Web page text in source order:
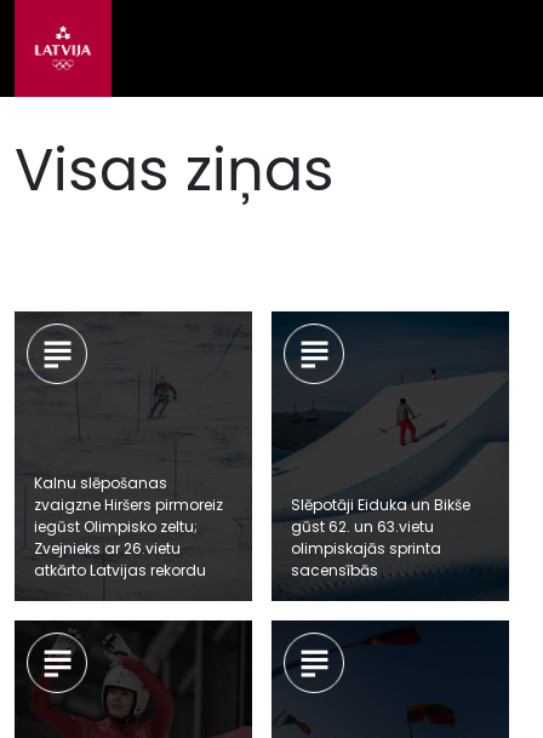
Visas ziņas
Kalnu slēpošanas
zvaigzne Hiršers pirmoreiz
iegūst Olimpisko zeltu;
Zvejnieks ar 26.vietu
atkārto Latvijas rekordu
Slēpotāji Eiduka un Bikše
gūst 62. un 63.vietu
olimpiskajās sprinta
sacensībās